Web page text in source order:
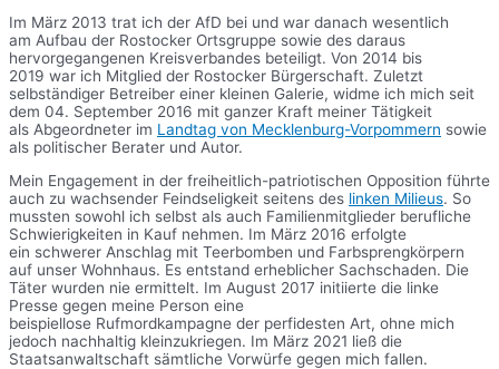
Im März 2013 trat ich der AfD bei und war danach wesentlich
am Aufbau der Rostocker Ortsgruppe sowie des daraus
hervorgegangenen Kreisverbandes beteiligt. Von 2014 bis
2019 war ich Mitglied der Rostocker Bürgerschaft. Zuletzt
selbständiger Betreiber einer kleinen Galerie, widme ich mich seit
dem 04. September 2016 mit ganzer Kraft meiner Tätigkeit
als Abgeordneter im Landtag von Mecklenburg-Vorpommern sowie
als politischer Berater und Autor.
Mein Engagement in der freiheitlich-patriotischen Opposition führte
auch zu wachsender Feindseligkeit seitens des linken Milieus. So
mussten sowohl ich selbst als auch Familienmitglieder berufliche
Schwierigkeiten in Kauf nehmen. Im März 2016 erfolgte
ein schwerer Anschlag mit Teerbomben und Farbsprengkörpern
auf unser Wohnhaus. Es entstand erheblicher Sachschaden. Die
Täter wurden nie ermittelt. Im August 2017 initiierte die linke
Presse gegen meine Person eine
beispiellose Rufmordkampagne der perfidesten Art, ohne mich
jedoch nachhaltig kleinzukriegen. Im März 2021 ließ die
Staatsanwaltschaft sämtliche Vorwürfe gegen mich fallen.